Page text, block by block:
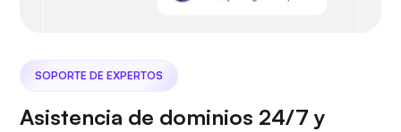
SOPORTE DE EXPERTOS
Asistencia de dominios 24/7 y